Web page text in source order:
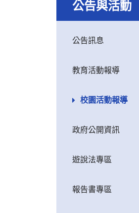
公告與活動
公告訊息
教育活動報導
校園活動報導
政府公開資訊
遊說法專區
報告書專區